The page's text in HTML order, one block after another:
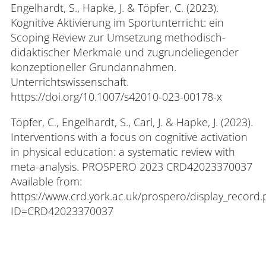
Engelhardt, S., Hapke, J. & Töpfer, C. (2023).
Kognitive Aktivierung im Sportunterricht: ein
Scoping Review zur Umsetzung methodisch-
didaktischer Merkmale und zugrundeliegender
konzeptioneller Grundannahmen.
Unterrichtswissenschaft.
https://doi.org/10.1007/s42010-023-00178-x
Töpfer, C., Engelhardt, S., Carl, J. & Hapke, J. (2023).
Interventions with a focus on cognitive activation
in physical education: a systematic review with
meta-analysis. PROSPERO 2023 CRD42023370037
Available from:
https://www.crd.york.ac.uk/prospero/
ID=CRD42023370037